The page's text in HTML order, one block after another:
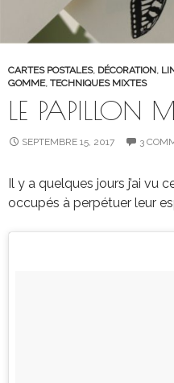
CARTES POSTALES, DÉCORATION,
GOMME, TECHNIQUES MIXTES
LE PAPILLON
SEPTEMBRE 15, 2017 3
Il y a quelques jours j’ai vu
occupés à perpétuer leur